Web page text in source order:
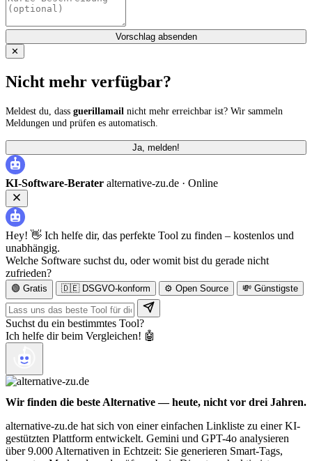
Vorschlag absenden
✕
Nicht mehr verfügbar?
Meldest du, dass guerillamail nicht mehr erreichbar ist? Wir sammeln
Meldungen und prüfen es automatisch.
Ja, melden!
KI-Software-Berater alternative-zu.de · Online
Hey! 👋 Ich helfe dir, das perfekte Tool zu finden – kostenlos und
unabhängig.
Welche Software suchst du, oder womit bist du gerade nicht
zufrieden?
🟢 Gratis 🇩🇪 DSGVO-konform ⚙️ Open Source 💸 Günstigste
Suchst du ein bestimmtes Tool?
Ich helfe dir beim Vergleichen! 🤖
Wir finden die beste Alternative — heute, nicht vor drei Jahren.
alternative-zu.de hat sich von einer einfachen Linkliste zu einer KI-
gestützten Plattform entwickelt. Gemini und GPT-4o analysieren
über 9.000 Alternativen in Echtzeit: Sie generieren Smart-Tags,